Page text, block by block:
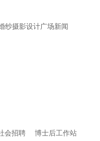
纱摄影设计广场新闻
会招聘
博士后工作站